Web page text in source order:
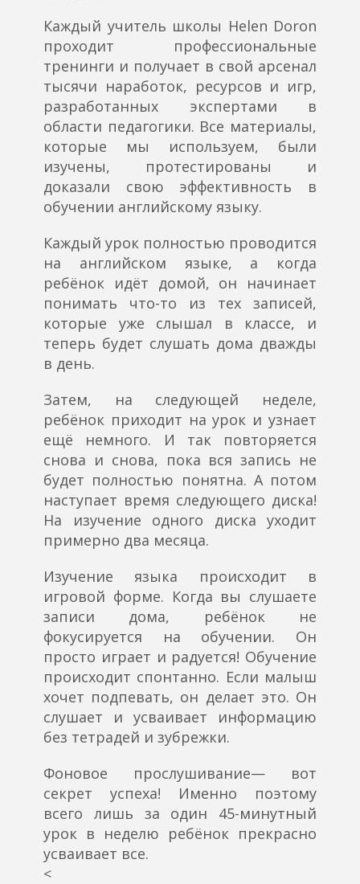
Каждый учитель школы Helen Doron
проходит профессиональные
тренинги и получает в свой арсенал
тысячи наработок, ресурсов и игр,
разработанных экспертами в
области педагогики. Все материалы,
которые мы используем, были
изучены, протестированы и
доказали свою эффективность в
обучении английскому языку.
Каждый урок полностью проводится
на английском языке, а когда
ребёнок идёт домой, он начинает
понимать что-то из тех записей,
которые уже слышал в классе, и
теперь будет слушать дома дважды
в день.
Затем, на следующей неделе,
ребёнок приходит на урок и узнает
ещё немного. И так повторяется
снова и снова, пока вся запись не
будет полностью понятна. А потом
наступает время следующего диска!
На изучение одного диска уходит
примерно два месяца.
Изучение языка происходит в
игровой форме. Когда вы слушаете
записи дома, ребёнок не
фокусируется на обучении. Он
просто играет и радуется! Обучение
происходит спонтанно. Если малыш
хочет подпевать, он делает это. Он
слушает и усваивает информацию
без тетрадей и зубрежки.
Фоновое прослушивание— вот
секрет успеха! Именно поэтому
всего лишь за один 45-минутный
урок в неделю ребёнок прекрасно
усваивает все.
<